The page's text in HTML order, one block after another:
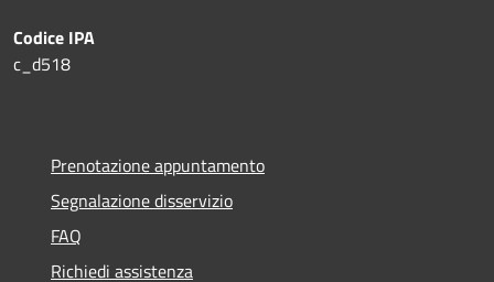
Codice IPA
c_d518
Prenotazione appuntamento
Segnalazione disservizio
FAQ
Richiedi assistenza